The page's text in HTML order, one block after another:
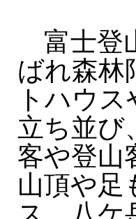
富士登
ばれ森林
トハウ
立ち並び
客や登山
山頂や足